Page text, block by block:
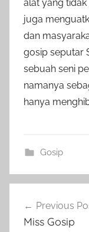
alat yang
juga
dan
gosip seputar
sebuah seni
namanya
hanya
Gosip
navigation
Previous
Miss Gosip